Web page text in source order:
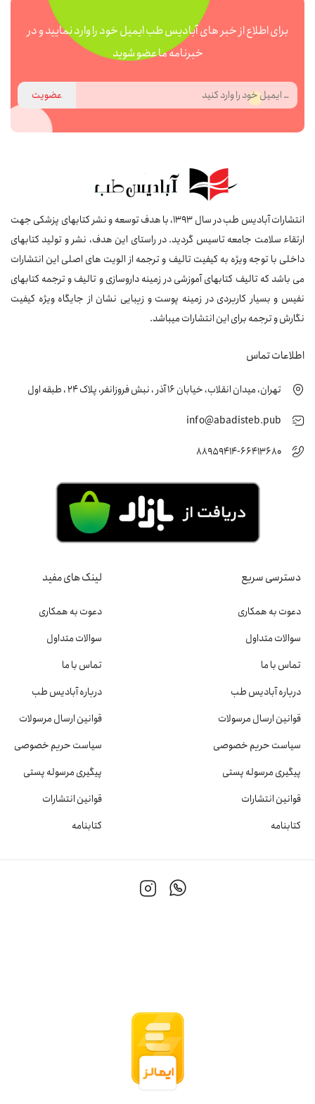
برای اطلاع از خبر های آبادیس طب ایمیل خود را وارد نمایید و در
خبرنامه ما عضو شوید
عضویت
انتشارات آبادیس طب در سال 1393، با هدف توسعه و نشر کتابهای پزشکی جهت
ارتقاء سلامت جامعه تاسیس گردید. در راستای این هدف، نشر و تولید کتابهای
داخلی با توجه ویژه به کیفیت تالیف و ترجمه از الویت های اصلی این انتشارات
می باشد که تالیف کتابهای آموزشی در زمینه داروسازی و تالیف و ترجمه کتابهای
نفیس و بسیار کاربردی در زمینه پوست و زیبایی نشان از جایگاه ویژه کیفیت
نگارش و ترجمه برای این انتشارات میباشد.
اطلاعات تماس
تهران، میدان انقلاب، خیابان 16 آذر ، نبش فروزانفر، پلاک 24 ، طبقه اول
info@abadisteb.pub
88959414-66413680
دسترسی سریع
دعوت به همکاری
سوالات متداول
تماس با ما
درباره آبادیس طب
قوانین ارسال مرسولات
سیاست حریم خصوصی
پیگیری مرسوله پستی
قوانین انتشارات
کتابنامه
لینک های مفید
دعوت به همکاری
سوالات متداول
تماس با ما
درباره آبادیس طب
قوانین ارسال مرسولات
سیاست حریم خصوصی
پیگیری مرسوله پستی
قوانین انتشارات
کتابنامه